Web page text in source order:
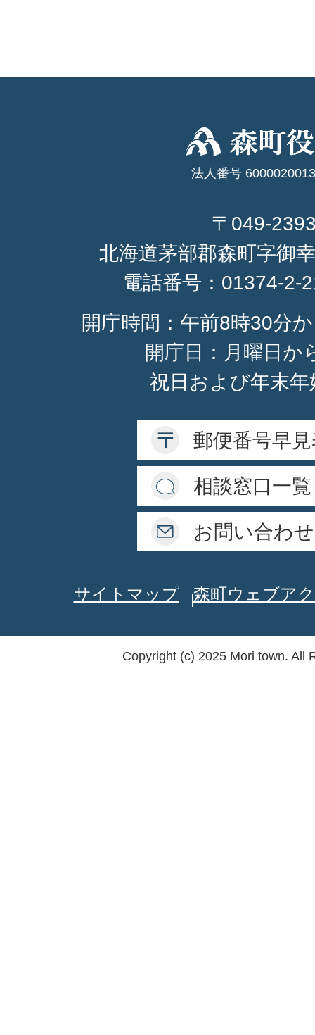
法人番号
〒049-
北海道茅部郡森町字御
電話番号： 01374-2-
開庁時間：午前8時30分
開庁日：月曜日か
祝日および年末
郵便番号早
相談窓口一覧
お問い合わせ
サイトマップ 森町ウェブア
Copyright (c) 2025 Mori town. All